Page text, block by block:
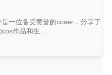
是一位备受赞誉的coser，分享了
作品和生...